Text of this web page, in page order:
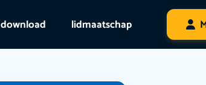
download lidmaatschap